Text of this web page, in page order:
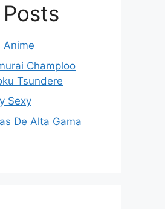
Anime
Champloo
Tsundere
Sexy
De Alta Gama